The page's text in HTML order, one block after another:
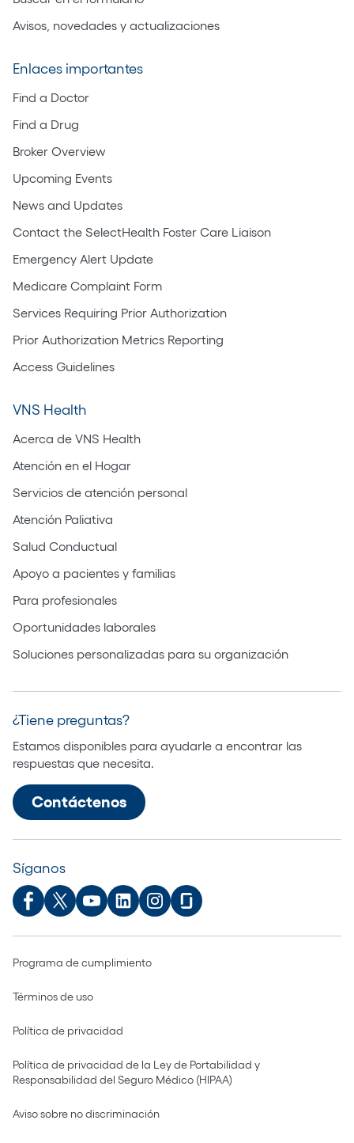
Avisos, novedades y actualizaciones
Enlaces importantes
Find a Doctor
Find a Drug
Broker Overview
Upcoming Events
News and Updates
Contact the SelectHealth Foster Care Liaison
Emergency Alert Update
Medicare Complaint Form
Services Requiring Prior Authorization
Prior Authorization Metrics Reporting
Access Guidelines
VNS Health
Acerca de VNS Health
Atención en el Hogar
Servicios de atención personal
Atención Paliativa
Salud Conductual
Apoyo a pacientes y familias
Para profesionales
Oportunidades laborales
Soluciones personalizadas para su organización
¿Tiene preguntas?
Estamos disponibles para ayudarle a encontrar las
respuestas que necesita.
Contáctenos
Síganos
Programa de cumplimiento
Términos de uso
Política de privacidad
Política de privacidad de la Ley de Portabilidad y
Responsabilidad del Seguro Médico (HIPAA)
Aviso sobre no discriminación